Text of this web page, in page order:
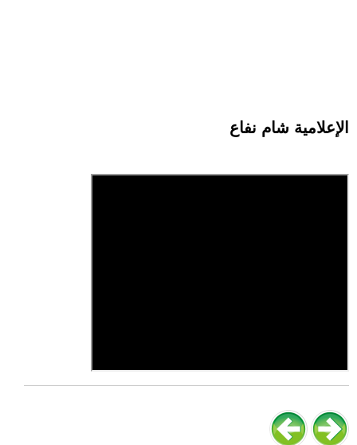
الإعلامية شام نفاع